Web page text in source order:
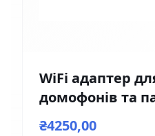
WiFi адаптер
домофонів та
NeoBox Pro
₴4250,00